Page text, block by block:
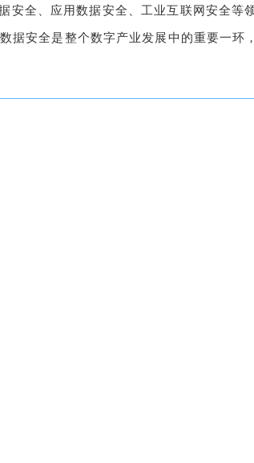
全、应用数据安全、工业互联网安全
安全是整个数字产业发展中的重要一